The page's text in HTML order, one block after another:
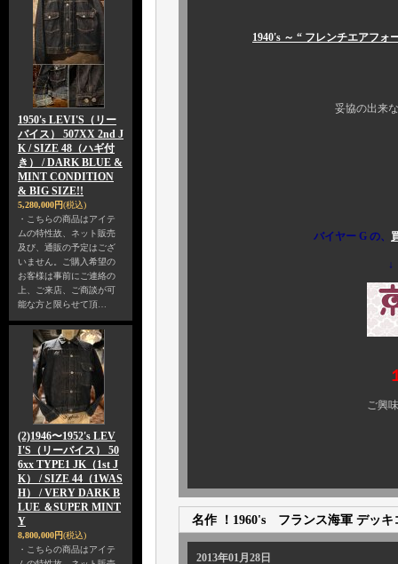
1950's LEVI'S（リー
バイス） 507XX 2nd J
K / SIZE 48（ハギ付
き） / DARK BLUE &
MINT CONDITION
& BIG SIZE!!
5,280,000円(税込)
・こちらの商品はアイテ
ムの特性故、ネット販売
及び、通販の予定はござ
いません。ご購入希望の
お客様は事前にご連絡の
上、ご来店、ご商談が可
能な方と限らせて頂…
(2)1946〜1952's LEV
I'S（リーバイス） 50
6xx TYPE1 JK（1st J
K） / SIZE 44（1WAS
H） / VERY DARK B
LUE ＆SUPER MINT
Y
8,800,000円(税込)
・こちらの商品はアイテ
1940's ～ “ フレンチエアフォ
妥協の出来ない、本物志
バイヤー G の、
↓
ご興味のある方、ぜひ
名作 ！1960's フランス海軍 デッキ
2013年01月28日